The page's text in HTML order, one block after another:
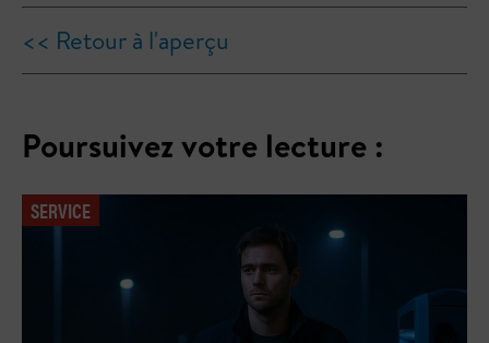
<< Retour à l'aperçu
Poursuivez votre lecture :
SERVICE